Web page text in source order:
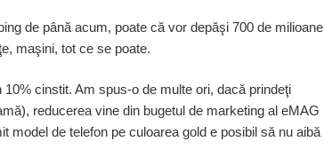
de până acum, poate că vor depăşi 700 de milioane
maşini, tot ce se poate.
cinstit. Am spus-o de multe ori, dacă prindeţi
reducerea vine din bugetul de marketing al eMAG
model de telefon pe culoarea gold e posibil să nu aibă